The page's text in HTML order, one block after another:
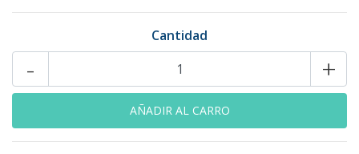
Cantidad
+
-